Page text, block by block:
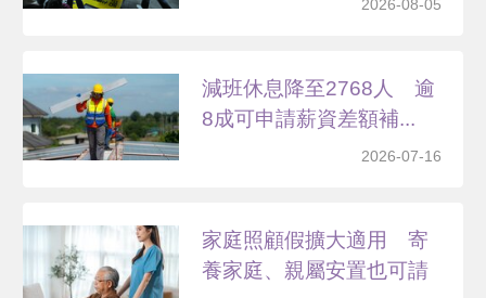
2026-08-05
減班休息降至2768人 逾
8成可申請薪資差額補...
2026-07-16
家庭照顧假擴大適用 寄
養家庭、親屬安置也可請